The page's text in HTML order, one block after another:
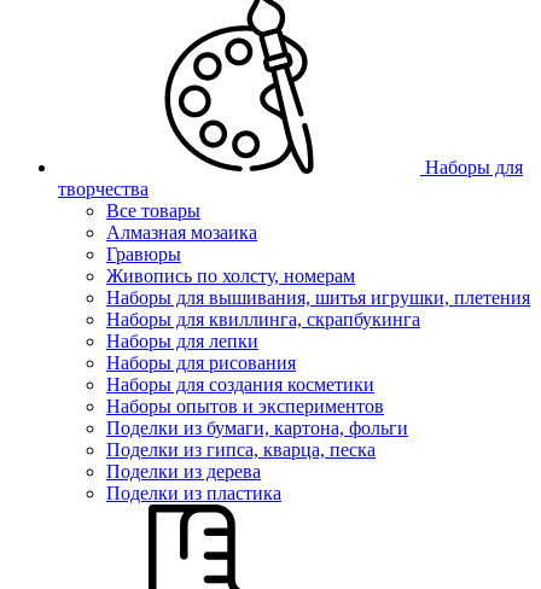
Наборы для
творчества
Все товары
Алмазная мозаика
Гравюры
Живопись по холсту, номерам
Наборы для вышивания, шитья игрушки, плетения
Наборы для квиллинга, скрапбукинга
Наборы для лепки
Наборы для рисования
Наборы для создания косметики
Наборы опытов и экспериментов
Поделки из бумаги, картона, фольги
Поделки из гипса, кварца, песка
Поделки из дерева
Поделки из пластика